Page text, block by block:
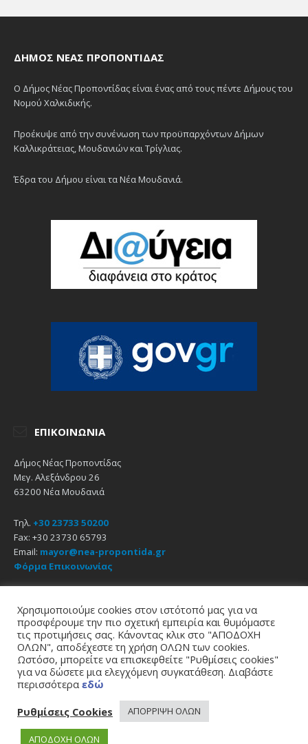
ΔΉΜΟΣ ΝΈΑΣ ΠΡΟΠΟΝΤΊΔΑΣ
Ο Δήμος Νέας Προποντίδας είναι ένας από τους πέντε Δήμους του
Νομού Χαλκιδικής.
Προέκυψε από την συνένωση των προϋπαρχόντων Δήμων
Καλλικράτειας, Μουδανιών και Τρίγλιας.
Έδρα του Δήμου είναι τα Νέα Μουδανιά.
ΕΠΙΚΟΙΝΩΝΊΑ
Δήμος Νέας Προποντίδας
Μεγ. Αλεξάνδρου 26
63200 Νέα Μουδανιά
Τηλ. +30 23733 50200
Fax: +30 23730 65793
Email: mayor@nea-propontida.gr
Φόρμα Επικοινωνίας
EmailFacebookYouTube
Αρχική Πολιτική Απορρήτου Πολιτική Cookies
© 2021
Δήμος Νέας Προποντίδας
σχεδίαση - υποστήριξη
Χρησιμοποιούμε cookies στον ιστότοπό μας για να
προσφέρουμε την πιο σχετική εμπειρία και θυμόμαστε
τις προτιμήσεις σας. Κάνοντας κλικ στο "ΑΠΟΔΟΧΗ
ΟΛΩΝ", αποδέχεστε τη χρήση ΟΛΩΝ των cookies.
Ωστόσο, μπορείτε να επισκεφθείτε "Ρυθμίσεις cookies"
για να δώσετε μια ελεγχόμενη συγκατάθεση. Διαβάστε
περισσότερα εδώ
Ρυθμίσεις Cookies
ΑΠΟΡΡΙΨΗ ΟΛΩΝ
ΑΠΟΔΟΧΗ ΟΛΩΝ